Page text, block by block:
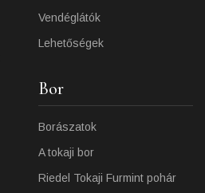
Vendéglátók
Lehetőségek
Bor
Borászatok
A tokaji bor
Riedel Tokaji Furmint pohár